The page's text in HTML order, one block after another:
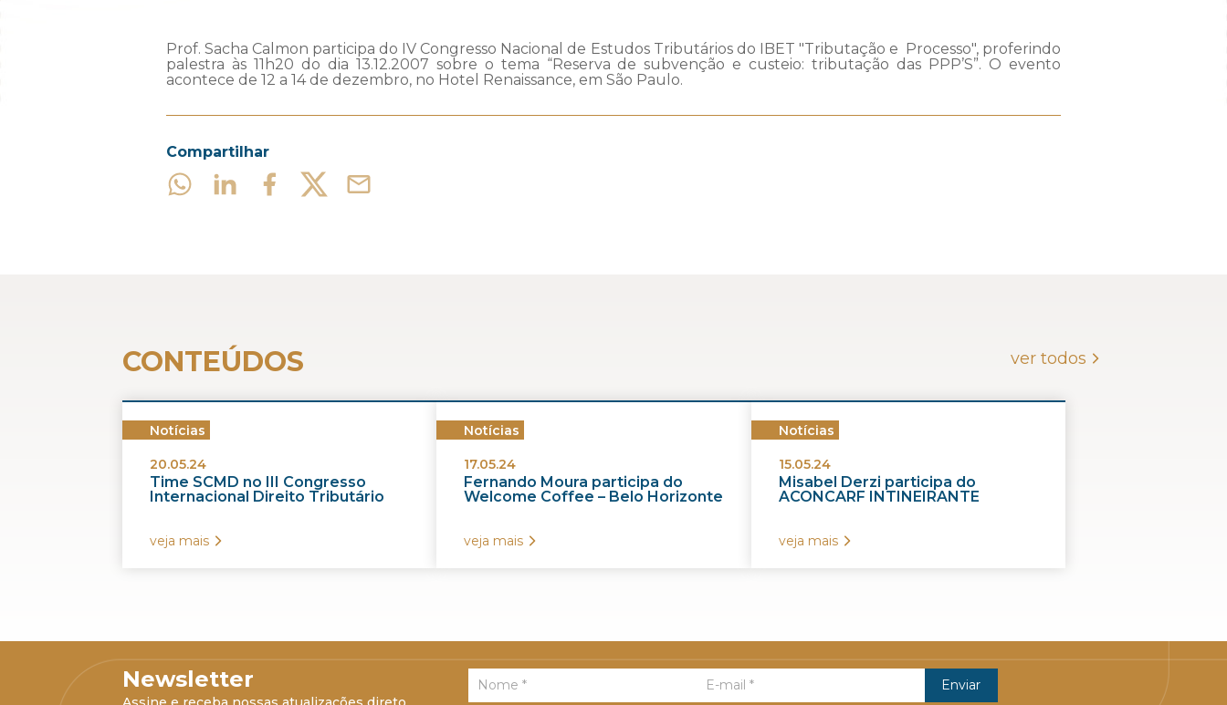
Prof. Sacha Calmon participa do IV Congresso Nacional de Estudos Tributários do IBET "Tributação e Processo", proferindo
palestra às 11h20 do dia 13.12.2007 sobre o tema “Reserva de subvenção e custeio: tributação das PPP’S”. O evento
acontece de 12 a 14 de dezembro, no Hotel Renaissance, em São Paulo.
Compartilhar
CONTEÚDOS ver todos
Notícias
20.05.24
Time SCMD no III Congresso
Internacional Direito Tributário
veja mais
Notícias
17.05.24
Fernando Moura participa do
Welcome Coffee – Belo Horizonte
veja mais
Notícias
15.05.24
Misabel Derzi participa do
ACONCARF INTINEIRANTE
veja mais
Newsletter